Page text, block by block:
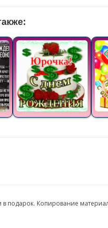
в подарок. Копирование